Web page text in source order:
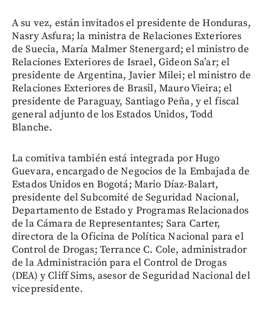
A su vez, están invitados el presidente de Honduras,
Nasry Asfura; la ministra de Relaciones Exteriores
de Suecia, María Malmer Stenergard; el ministro de
Relaciones Exteriores de Israel, Gideon Sa’ar; el
presidente de Argentina, Javier Milei; el ministro de
Relaciones Exteriores de Brasil, Mauro Vieira; el
presidente de Paraguay, Santiago Peña, y el fiscal
general adjunto de los Estados Unidos, Todd
Blanche.
La comitiva también está integrada por Hugo
Guevara, encargado de Negocios de la Embajada de
Estados Unidos en Bogotá; Mario Díaz-Balart,
presidente del Subcomité de Seguridad Nacional,
Departamento de Estado y Programas Relacionados
de la Cámara de Representantes; Sara Carter,
directora de la Oficina de Política Nacional para el
Control de Drogas; Terrance C. Cole, administrador
de la Administración para el Control de Drogas
(DEA) y Cliff Sims, asesor de Seguridad Nacional del
vicepresidente.